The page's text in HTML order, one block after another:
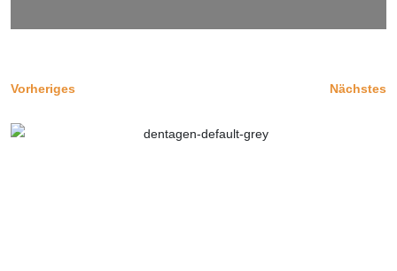
Vorheriges Nächstes